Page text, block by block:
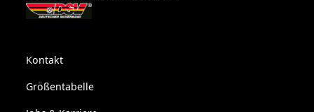
Kontakt
Größentabelle